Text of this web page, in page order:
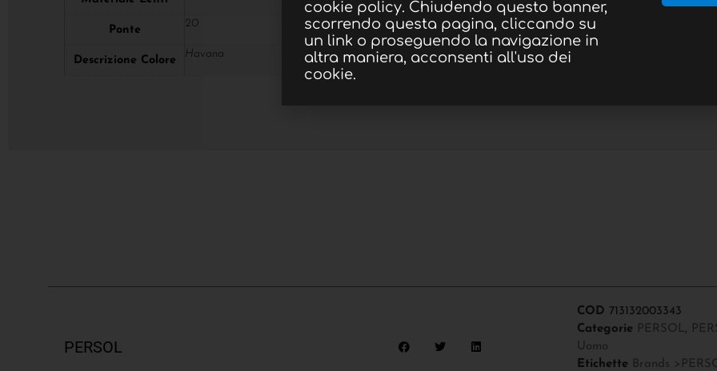
Ponte
20
Descrizione Colore
Havana
PERSOL
COD 713132003343
Categorie PERSOL,
Uomo
Etichette Brands
cookie policy. Chiudendo questo banner,
scorrendo questa pagina, cliccando su
un link o proseguendo la navigazione in
altra maniera, acconsenti all'uso dei
cookie.